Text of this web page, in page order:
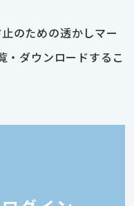
のための透かしマー
・ダウンロードするこ